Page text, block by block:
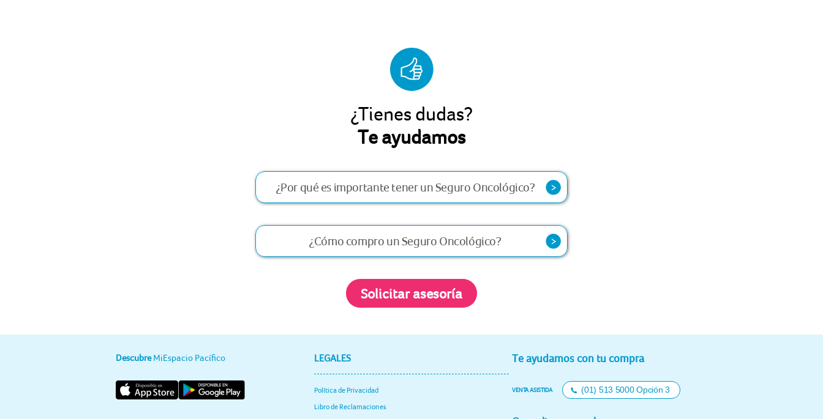
¿Tienes dudas?
Te ayudamos
¿Por qué es importante tener un Seguro Oncológico?
cáncer con cobertura al 100%, desde la prevención hasta el
tratamiento, según lo indicado en tu póliza.
¿Cómo compro un Seguro Oncológico?
o corredor de seguros. En caso no tengas uno, haz clic
Solicitar asesoría
DescubreMiEspacio Pacífico LEGALES
Política de Privacidad
Libro de Reclamaciones
Te ayudamos con tu compra
VENTA ASISTIDA (01) 513 5000 Opción 3